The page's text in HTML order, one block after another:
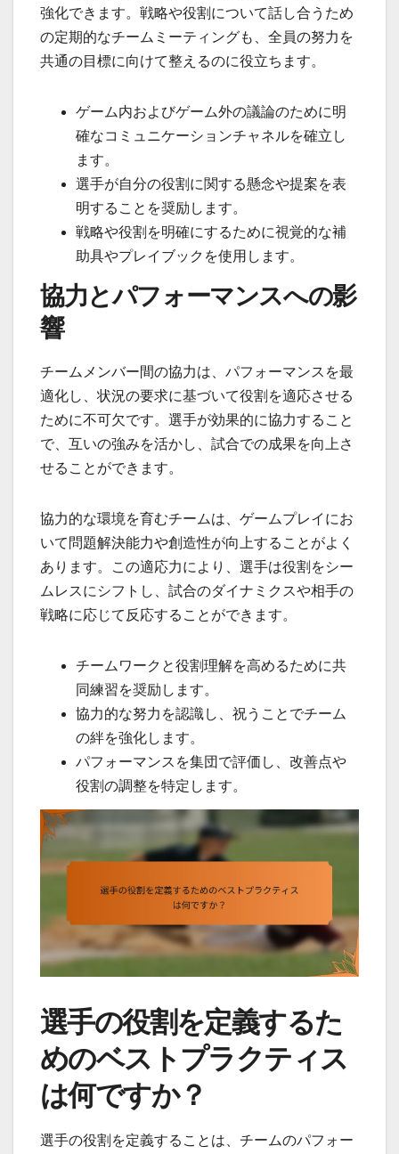
強化できます。戦略や役割について話し合うため
の定期的なチームミーティングも、全員の努力を
共通の目標に向けて整えるのに役立ちます。
ゲーム内およびゲーム外の議論のために明
確なコミュニケーションチャネルを確立し
ます。
選手が自分の役割に関する懸念や提案を表
明することを奨励します。
戦略や役割を明確にするために視覚的な補
助具やプレイブックを使用します。
協力とパフォーマンスへの影
響
チームメンバー間の協力は、パフォーマンスを最
適化し、状況の要求に基づいて役割を適応させる
ために不可欠です。選手が効果的に協力すること
で、互いの強みを活かし、試合での成果を向上さ
せることができます。
協力的な環境を育むチームは、ゲームプレイにお
いて問題解決能力や創造性が向上することがよく
あります。この適応力により、選手は役割をシー
ムレスにシフトし、試合のダイナミクスや相手の
戦略に応じて反応することができます。
チームワークと役割理解を高めるために共
同練習を奨励します。
協力的な努力を認識し、祝うことでチーム
の絆を強化します。
パフォーマンスを集団で評価し、改善点や
役割の調整を特定します。
選手の役割を定義するた
めのベストプラクティス
は何ですか？
選手の役割を定義することは、チームのパフォー